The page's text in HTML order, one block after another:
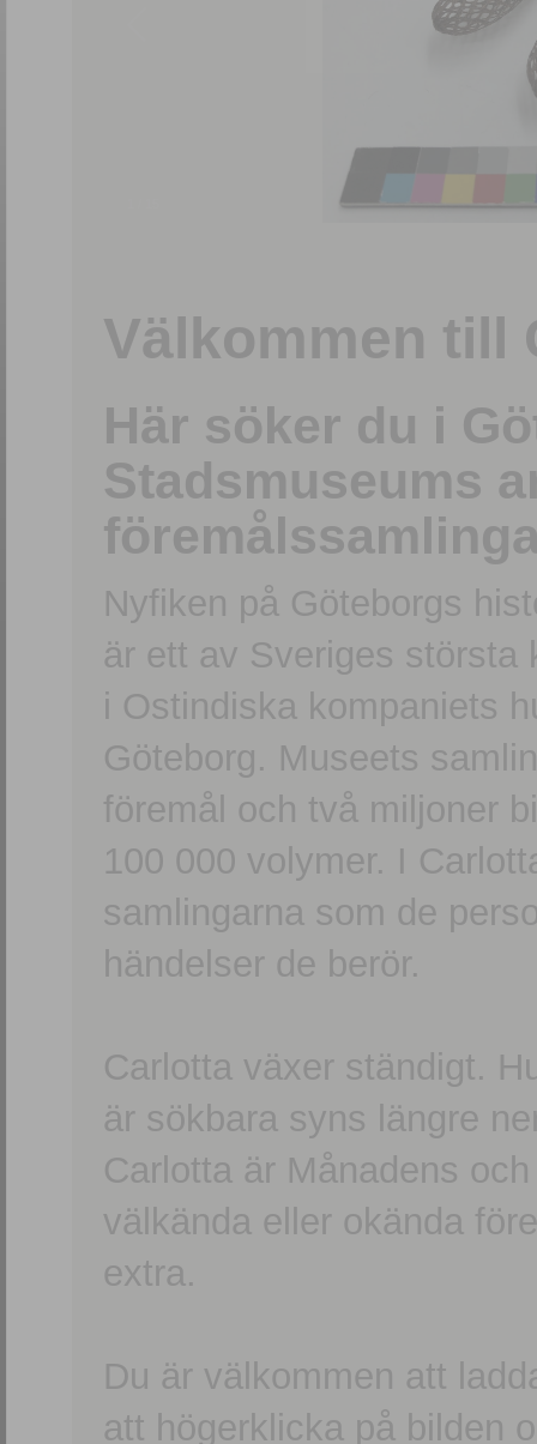
Välkommen till
Här söker du i
Stadsmuseums
Nyfiken på Göteborgs
är ett av Sveriges största
i Ostindiska kompaniets
Göteborg. Museets
föremål och två miljoner
100 000 volymer. I
samlingarna som de
händelser de berör.
Carlotta växer ständigt.
är sökbara syns längre
Carlotta är Månadens
välkända eller okända
extra.
Du är välkommen att
att högerklicka på bilden